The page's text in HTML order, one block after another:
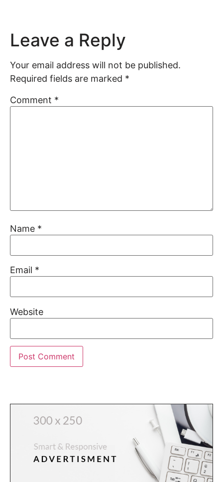
Leave a Reply
Your email address will not be published.
Required fields are marked *
Comment *
Name *
Email *
Website